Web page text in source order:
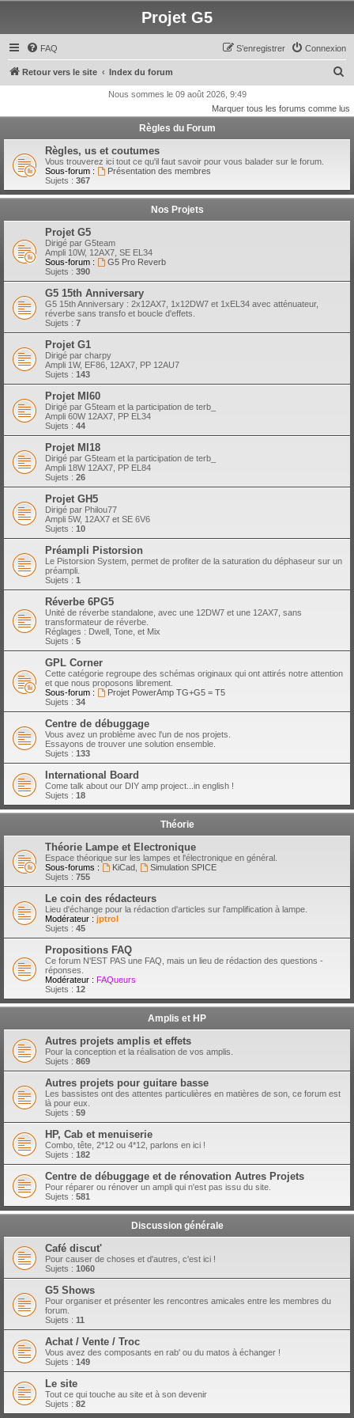
Projet G5
FAQ Connexion
S’enregistrer
Retour vers le site Index du forum
c
e
Nous sommes le 09 août 2026, 9:49
Marquer tous les forums comme lus
Règles du Forum
Règles, us et coutumes
Vous trouverez ici tout ce qu'il faut savoir pour vous balader sur le forum.
Sous-forum :
Présentation des membres
Sujets : 367
Nos Projets
Projet G5
Dirigé par G5team
Ampli 10W, 12AX7, SE EL34
Sous-forum :
G5 Pro Reverb
Sujets : 390
G5 15th Anniversary
G5 15th Anniversary : 2x12AX7, 1x12DW7 et 1xEL34 avec atténuateur,
réverbe sans transfo et boucle d'effets.
Sujets : 7
Projet G1
Dirigé par charpy
Ampli 1W, EF86, 12AX7, PP 12AU7
Sujets : 143
Projet MI60
Dirigé par G5team et la participation de terb_
Ampli 60W 12AX7, PP EL34
Sujets : 44
Projet MI18
Dirigé par G5team et la participation de terb_
Ampli 18W 12AX7, PP EL84
Sujets : 26
Projet GH5
Dirigé par Philou77
Ampli 5W, 12AX7 et SE 6V6
Sujets : 10
Préampli Pistorsion
Le Pistorsion System, permet de profiter de la saturation du déphaseur sur un
préampli.
Sujets : 1
Réverbe 6PG5
Unité de réverbe standalone, avec une 12DW7 et une 12AX7, sans
transformateur de réverbe.
Réglages : Dwell, Tone, et Mix
Sujets : 5
GPL Corner
Cette catégorie regroupe des schémas originaux qui ont attirés notre attention
et que nous proposons librement.
Sous-forum :
Projet PowerAmp TG+G5 = T5
Sujets : 34
Centre de débuggage
Vous avez un problème avec l'un de nos projets.
Essayons de trouver une solution ensemble.
Sujets : 133
International Board
Come talk about our DIY amp project...in english !
Sujets : 18
Théorie
Théorie Lampe et Electronique
Espace théorique sur les lampes et l'électronique en général.
Sous-forums :
KiCad,
Simulation SPICE
Sujets : 755
Le coin des rédacteurs
Lieu d'échange pour la rédaction d'articles sur l'amplification à lampe.
Modérateur : jptrol
Sujets : 45
Propositions FAQ
Ce forum N'EST PAS une FAQ, mais un lieu de rédaction des questions -
réponses.
Modérateur : FAQueurs
Sujets : 12
Amplis et HP
Autres projets amplis et effets
Pour la conception et la réalisation de vos amplis.
Sujets : 869
Autres projets pour guitare basse
Les bassistes ont des attentes particulières en matières de son, ce forum est
là pour eux.
Sujets : 59
HP, Cab et menuiserie
Combo, tête, 2*12 ou 4*12, parlons en ici !
Sujets : 182
Centre de débuggage et de rénovation Autres Projets
Pour réparer ou rénover un ampli qui n'est pas issu du site.
Sujets : 581
Discussion générale
Café discut'
Pour causer de choses et d'autres, c'est ici !
Sujets : 1060
G5 Shows
Pour organiser et présenter les rencontres amicales entre les membres du
forum.
Sujets : 11
Achat / Vente / Troc
Vous avez des composants en rab' ou du matos à échanger !
Sujets : 149
Le site
Tout ce qui touche au site et à son devenir
Sujets : 82